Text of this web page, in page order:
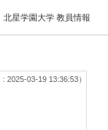
北星学園大学 教員情報
: 2025-03-19 13:36:53）